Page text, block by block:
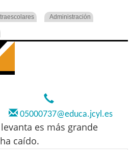
Administración
05000737@educa.jcyl.es
es más grande
caído.